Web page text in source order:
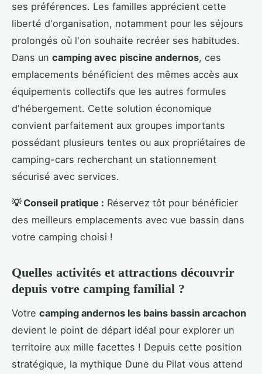
ses préférences. Les familles apprécient cette
liberté d'organisation, notamment pour les séjours
prolongés où l'on souhaite recréer ses habitudes.
Dans un camping avec piscine andernos, ces
emplacements bénéficient des mêmes accès aux
équipements collectifs que les autres formules
d'hébergement. Cette solution économique
convient parfaitement aux groupes importants
possédant plusieurs tentes ou aux propriétaires de
camping-cars recherchant un stationnement
sécurisé avec services.
💡 Conseil pratique : Réservez tôt pour bénéficier
des meilleurs emplacements avec vue bassin dans
votre camping choisi !
Quelles activités et attractions découvrir
depuis votre camping familial ?
Votre camping andernos les bains bassin arcachon
devient le point de départ idéal pour explorer un
territoire aux mille facettes ! Depuis cette position
stratégique, la mythique Dune du Pilat vous attend